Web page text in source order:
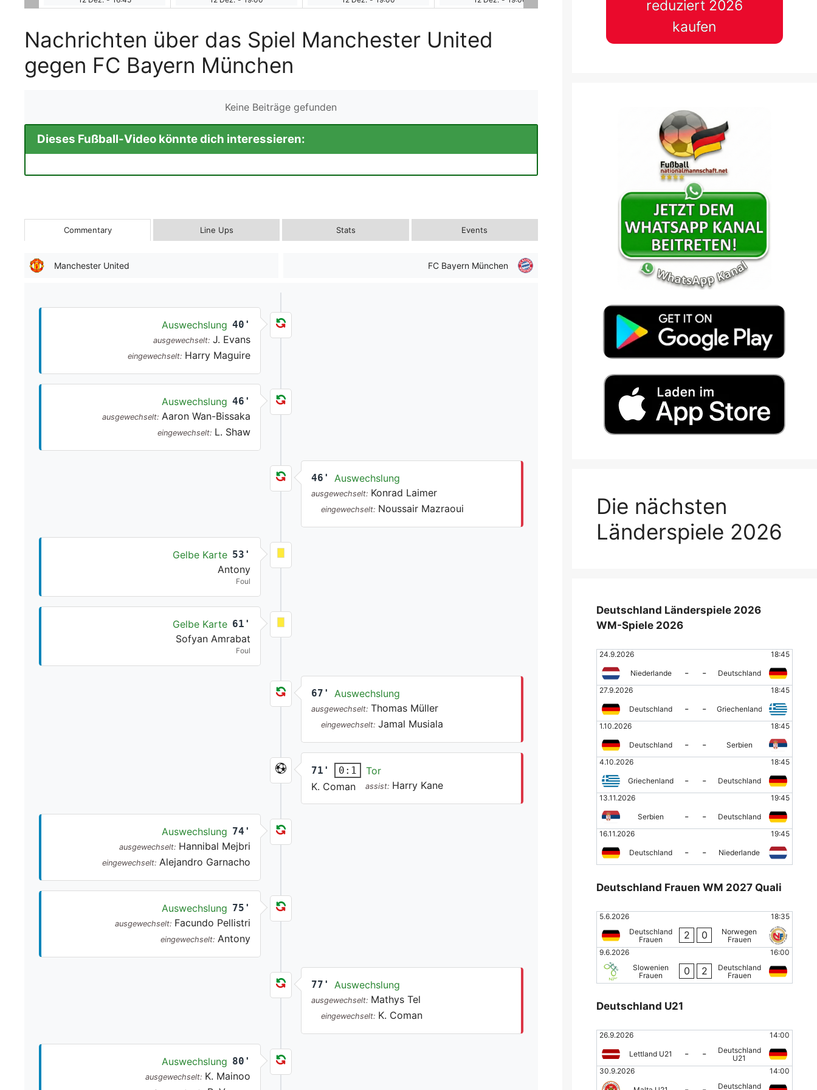
Nachrichten über das Spiel Manchester United
gegen FC Bayern München
Keine Beiträge gefunden
Dieses Fußball-Video könnte dich interessieren:
Commentary Line Ups Stats Events
Manchester United FC Bayern München
Auswechslung 40'
ausgewechselt: J. Evans
eingewechselt: Harry Maguire
Auswechslung 46'
ausgewechselt: Aaron Wan-Bissaka
eingewechselt: L. Shaw
46' Auswechslung
ausgewechselt: Konrad Laimer
eingewechselt: Noussair Mazraoui
Gelbe Karte 53'
Antony
Foul
Gelbe Karte 61'
Sofyan Amrabat
Foul
67' Auswechslung
ausgewechselt: Thomas Müller
eingewechselt: Jamal Musiala
71' 0:1
Tor
K. Coman
assist: Harry Kane
Auswechslung 74'
ausgewechselt: Hannibal Mejbri
eingewechselt: Alejandro Garnacho
Auswechslung 75'
ausgewechselt: Facundo Pellistri
eingewechselt: Antony
77' Auswechslung
ausgewechselt: Mathys Tel
eingewechselt: K. Coman
Auswechslung 80'
ausgewechselt: K. Mainoo
reduziert 2026
kaufen
Die nächsten
Länderspiele 2026
Deutschland Länderspiele 2026
WM-Spiele 2026
24.9.2026 18:45
Niederlande - -
Deutschland
27.9.2026
18:45
Deutschland - -
Griechenland
1.10.2026
18:45
Deutschland - -
Serbien
4.10.2026
18:45
Griechenland - -
Deutschland
13.11.2026
19:45
Serbien - -
Deutschland
16.11.2026
19:45
Deutschland - - Niederlande
Deutschland Frauen WM 2027 Quali
5.6.2026
18:35
Deutschland
Frauen
2 0
Norwegen
Frauen
9.6.2026
16:00
Slowenien
Frauen
0 2
Deutschland
Frauen
Deutschland U21
26.9.2026 14:00
Lettland U21 - -
Deutschland
U21
30.9.2026
14:00
Deutschland